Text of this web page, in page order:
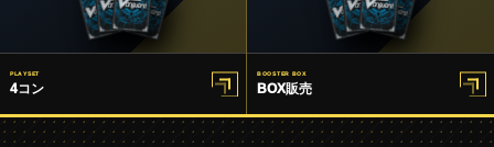
PLAYSET
4コン
BOOSTER BOX
BOX販売